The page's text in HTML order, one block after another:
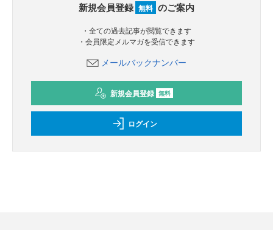
新規会員登録 無料 のご案内
・全ての過去記事が閲覧できます
・会員限定メルマガを受信できます
メールバックナンバー
新規会員登録 無料
ログイン